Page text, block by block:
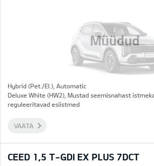
Müüdud
Hybrid (Pet./El.), Automatic
Deluxe White (HW2), Mustad seemisnahast
reguleeritavad esiistmed
VAATA
CEED 1,5 T-GDI EX PLUS 7DCT